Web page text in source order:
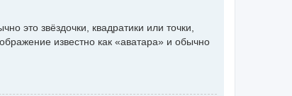
это звёздочки, квадратики или точки,
известно как «аватара» и обычно